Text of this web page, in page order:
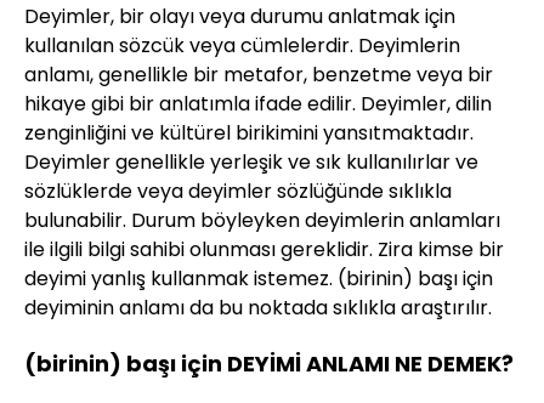
Deyimler, bir olayı veya durumu anlatmak için
kullanılan sözcük veya cümlelerdir. Deyimlerin
anlamı, genellikle bir metafor, benzetme veya bir
hikaye gibi bir anlatımla ifade edilir. Deyimler, dilin
zenginliğini ve kültürel birikimini yansıtmaktadır.
Deyimler genellikle yerleşik ve sık kullanılırlar ve
sözlüklerde veya deyimler sözlüğünde sıklıkla
bulunabilir. Durum böyleyken deyimlerin anlamları
ile ilgili bilgi sahibi olunması gereklidir. Zira kimse bir
deyimi yanlış kullanmak istemez. (birinin) başı için
deyiminin anlamı da bu noktada sıklıkla araştırılır.
(birinin) başı için DEYİMİ ANLAMI NE DEMEK?